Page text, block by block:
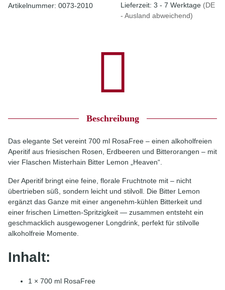
Artikelnummer: 0073-2010
Lieferzeit: 3 - 7 Werktage (DE
- Ausland abweichend)
Beschreibung
Das elegante Set vereint 700 ml RosaFree – einen alkoholfreien
Aperitif aus friesischen Rosen, Erdbeeren und Bitterorangen – mit
vier Flaschen Misterhain Bitter Lemon „Heaven“.
Der Aperitif bringt eine feine, florale Fruchtnote mit – nicht
übertrieben süß, sondern leicht und stilvoll. Die Bitter Lemon
ergänzt das Ganze mit einer angenehm-kühlen Bitterkeit und
einer frischen Limetten-Spritzigkeit — zusammen entsteht ein
geschmacklich ausgewogener Longdrink, perfekt für stilvolle
alkoholfreie Momente.
Inhalt:
1 × 700 ml RosaFree